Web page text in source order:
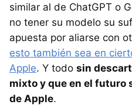
similar al de ChatGPT o
no tener su modelo su
apuesta por aliarse con
esto también sea en
Apple. Y todo sin
mixto y que en el futuro
de Apple.